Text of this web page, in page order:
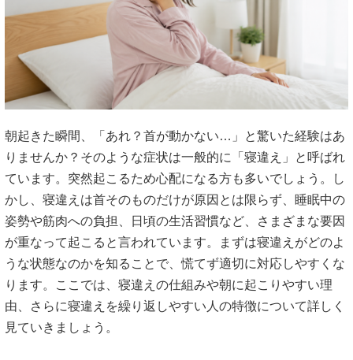
朝起きた瞬間、「あれ？首が動かない…」と驚いた経験はあ
りませんか？そのような症状は一般的に「寝違え」と呼ばれ
ています。突然起こるため心配になる方も多いでしょう。し
かし、寝違えは首そのものだけが原因とは限らず、睡眠中の
姿勢や筋肉への負担、日頃の生活習慣など、さまざまな要因
が重なって起こると言われています。まずは寝違えがどのよ
うな状態なのかを知ることで、慌てず適切に対応しやすくな
ります。ここでは、寝違えの仕組みや朝に起こりやすい理
由、さらに寝違えを繰り返しやすい人の特徴について詳しく
見ていきましょう。